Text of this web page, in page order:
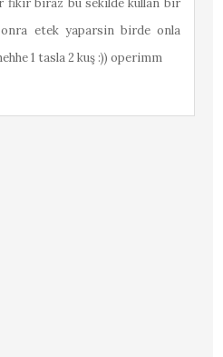
etek yaparsin birde onla
1 tasla 2 kuş :)) operimm